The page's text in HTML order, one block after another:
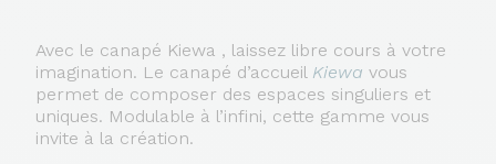
Avec le canapé Kiewa , laissez libre cours à votre
imagination. Le canapé d’accueil Kiewa vous
permet de composer des espaces singuliers et
uniques. Modulable à l’infini, cette gamme vous
invite à la création.